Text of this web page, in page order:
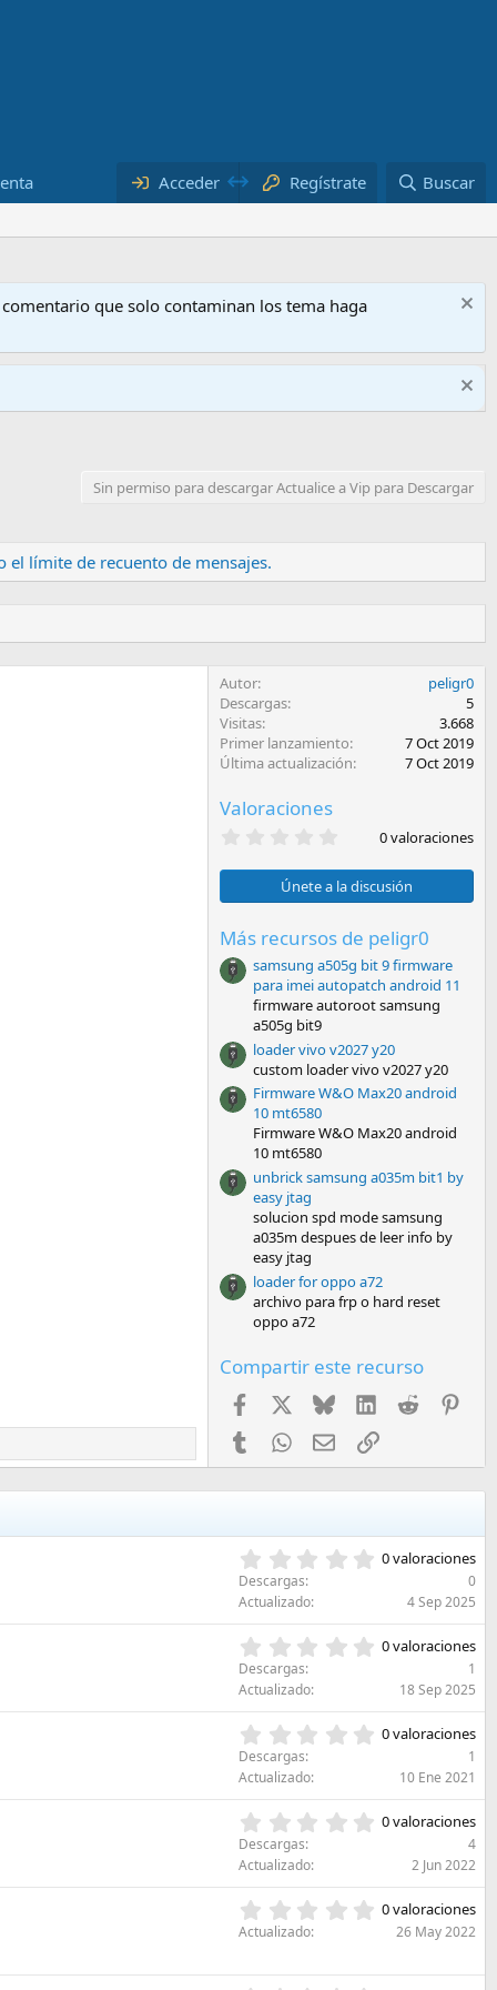
Acceder Regístrate Buscar
que solo contaminan los tema haga
Sin permiso para descargar Actualice a Vip para Descargar
el límite de recuento de mensajes.
Autor
peligr0
Descargas
5
Visitas
3.668
Primer lanzamiento
7 Oct 2019
Última actualización
7 Oct 2019
Valoraciones
0
0
e
t
r
e
l
l
a
s
)
0 valoraciones
Únete a la discusión
Más recursos de peligr0
samsung a505g bit 9 firmware
para imei autopatch android 11
firmware autoroot samsung
a505g bit9
loader vivo v2027 y20
custom loader vivo v2027 y20
Firmware W&O Max20 android
10 mt6580
Firmware W&O Max20 android
10 mt6580
unbrick samsung a035m bit1 by
easy jtag
solucion spd mode samsung
a035m despues de leer info by
easy jtag
loader for oppo a72
archivo para frp o hard reset
oppo a72
Compartir este recurso
Facebook Bluesky LinkedInReddit
TumblrWhatsApp
EmailEnlace
0
0
e
s
e
(
s
0 valoraciones
Descargas
0
Actualizado
4 Sep 2025
0
0
e
s
e
(
s
0 valoraciones
Descargas
1
Actualizado
18 Sep 2025
0
0
e
s
e
(
0 valoraciones
Descargas
1
Actualizado
10 Ene 2021
0
0
e
s
e
0 valoraciones
Descargas
4
Actualizado
2 Jun 2022
0
0
0 valoraciones
Actualizado 26 May 2022